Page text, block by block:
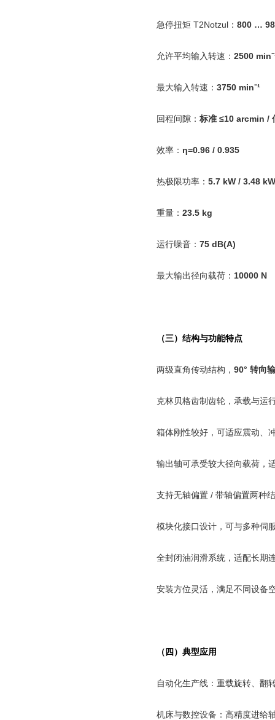
急停扭矩 T2Notzul ： 800 …
允许平均输入转速： 2500 min⁻
最大输入转速： 3750 min⁻¹
回程间隙： 标准 ≤10 arcmin /
效率： η=0.96 / 0.935
热极限功率： 5.7 kW / 3.48 kW
重量： 23.5 kg
运行噪音： 75 dB(A)
最大输出径向载荷： 10000 N
（三）结构与功能特点
两级直角传动结构， 90° 转向
克林贝格齿制齿轮，承载与运
箱体刚性较好，可适应震动、
输出轴可承受较大径向载荷，
支持无轴偏置 / 带轴偏置两种
模块化接口设计，可与多种伺
全封闭油润滑系统，适配长期
安装方位灵活，满足不同设备
（四）典型应用
自动化生产线：重载旋转、翻
机床与数控设备：高精度进给